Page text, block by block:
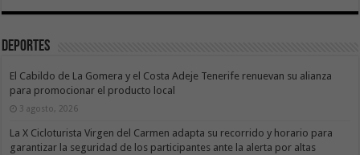
Deportes
El Cabildo de La Gomera y el Costa Adeje Tenerife renuevan su alianza
para promocionar el producto local
3 agosto, 2026
La X Cicloturista Virgen del Carmen adapta su recorrido y horario para
garantizar la seguridad de los participantes ante la alerta por altas